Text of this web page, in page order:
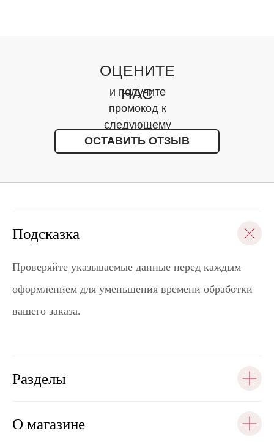
ОЦЕНИТЕ
НАС
и получите
промокод к
следующему
заказу
ОСТАВИТЬ ОТЗЫВ
Подсказка
Проверяйте указываемые данные перед каждым
оформлением для уменьшения времени обработки
вашего заказа.
Разделы
О магазине